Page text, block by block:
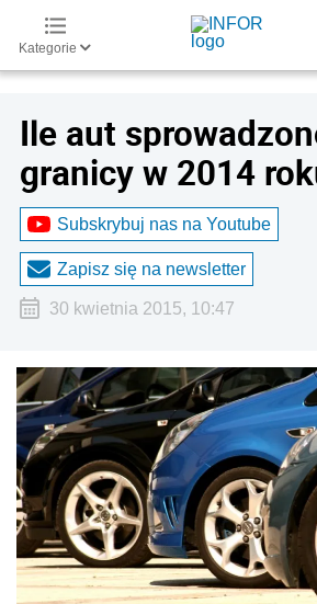
Kategorie
Ile aut
granicy w 2014
Subskrybuj nas na Youtube
Zapisz się na newsletter
30 kwietnia 2015, 10:47